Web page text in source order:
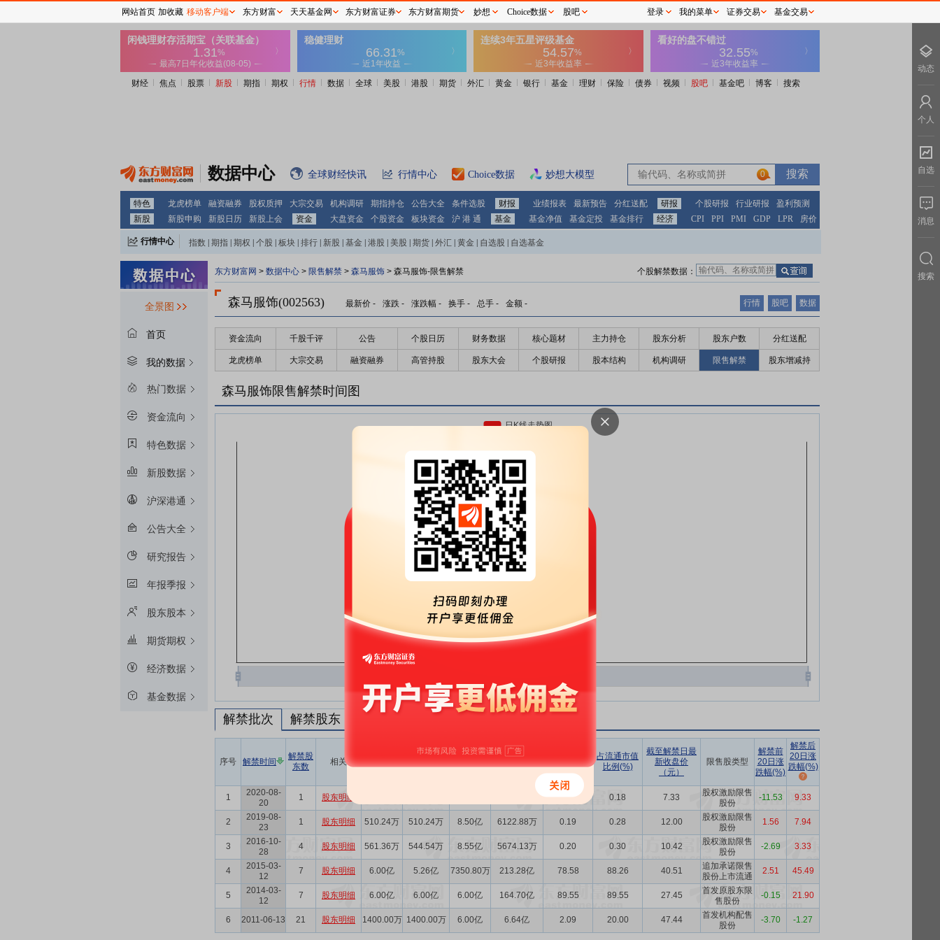
财经 焦点 股票 新股 期指 期权 行情 数据 全球 美股 港股 期货 外汇 黄金 银行 基金 理财 保险 债券 视频 股吧 基金吧 博客 搜索
数据中心 全球财经快讯 行情中心 Choice数据 妙想大模型 0
特色 龙虎榜单 融资融券 股权质押 大宗交易 机构调研 期指持仓 公告大全 条件选股 财报 业绩报表 最新预告 分红送配 研报 个股研报 行业研报
盈利预测
新股
新股申购 新股日历 新股上会 资金 大盘资金 个股资金 板块资金 沪 港 通 基金 基金净值 基金定投 基金排行 经济 CPI PPI PMI GDP LPR 房价
行情中心 指数 期指 期权 个股 板块 排行 新股 基金 港股 美股 期货 外汇 黄金 自选股 自选基金
全景图
首页
我的数据
热门数据
资金流向
特色数据
新股数据
沪深港通
公告大全
研究报告
年报季报
股东股本
期货期权
经济数据
基金数据
东方财富网 > 数据中心 > 限售解禁 > 森马服饰 > 森马服饰-限售解禁 个股解禁数据：
森马服饰(002563) 最新价 - 涨跌 - 涨跌幅 - 换手 - 总手 - 金额 - 行情 股吧 数据
资金流向 千股千评 公告 个股日历 财务数据 核心题材 主力持仓 股东分析 股东户数 分红送配
龙虎榜单 大宗交易 融资融券 高管持股 股东大会 个股研报 股本结构 机构调研 限售解禁 股东增减持
森马服饰限售解禁时间图
解禁批次 解禁股东
序号 解禁时间
解禁股
东数
相关
(股)
实际解禁数
量(股)
未解禁数
量(股)
实际解禁市值
(元)
例(%)
占流通市值
比例(%)
截至解禁日最
新收盘价
（元）
限售股类型
解禁前
20日涨
跌幅(%)
解禁后
20日涨
跌幅(%)
1
2020-08-
20
1 股东明细 0.13 0.18 7.33
股权激励限售
股份
-11.53 9.33
2
2019-08-
23
1 股东明细 510.24万 510.24万 8.50亿 6122.88万 0.19 0.28 12.00
股权激励限售
股份
1.56 7.94
3
2016-10-
28
4 股东明细 561.36万 544.54万 8.55亿 5674.13万 0.20 0.30 10.42
股权激励限售
股份
-2.69 3.33
4
2015-03-
12
7 股东明细 6.00亿 5.26亿 7350.80万 213.28亿 78.58 88.26 40.51
追加承诺限售
股份上市流通
2.51 45.49
5
2014-03-
12
7 股东明细 6.00亿 6.00亿 6.00亿 164.70亿 89.55 89.55 27.45
首发原股东限
售股份
-0.15 21.90
6 2011-06-13 21 股东明细 1400.00万 1400.00万 6.00亿 6.64亿 2.09 20.00 47.44
首发机构配售
股份
-3.70 -1.27
网站首页 加收藏 移动客户端 东方财富 天天基金网 东方财富证券 东方财富期货 妙想 Choice数据 股吧 登录 我的菜单 证券交易 基金交易
动态
个人
自选
消息
搜索